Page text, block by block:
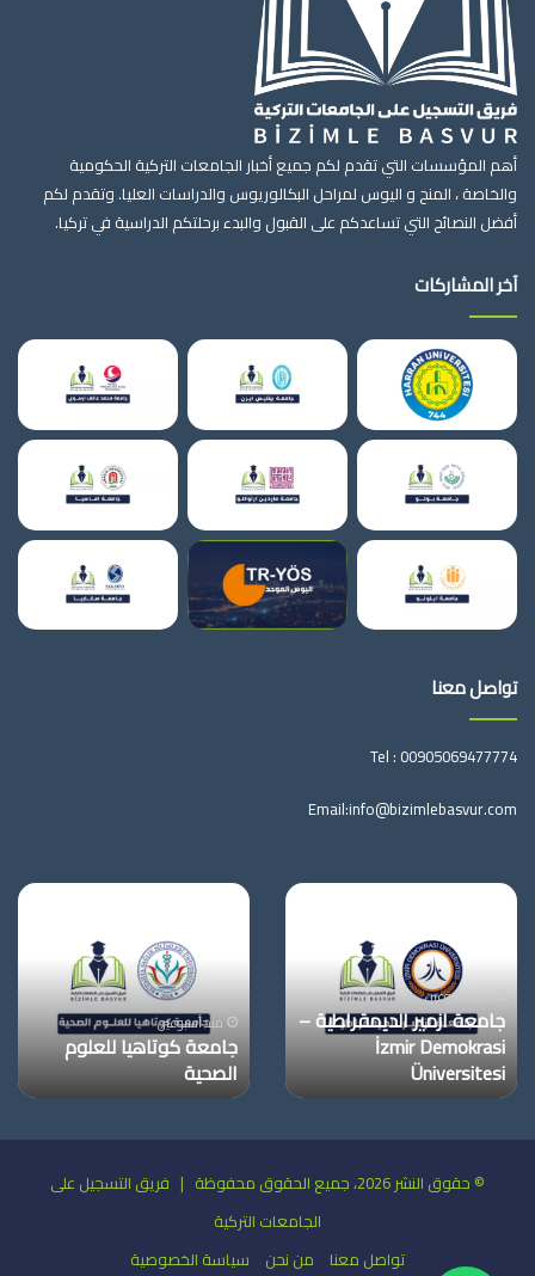
أهم المؤسسات التي تقدم لكم جميع أخبار الجامعات التركية الحكومية
والخاصة ، المنح و اليوس لمراحل البكالوريوس والدراسات العليا. وتقدم لكم
أفضل النصائح التي تساعدكم على القبول والبدء برحلتكم الدراسية في تركيا.
آخر المشاركات
تواصل معنا
Tel : 00905069477774
Email:info@bizimlebasvur.com
جامعة
الديمقراطية
–
İzmir
Demokrasi
Üniversitesi
منذ أسبوعين
جامعة ازمير الديمقراطية –
İzmir Demokrasi
Üniversitesi
جامعة
الصحية
منذ أسبوعين
جامعة كوتاهيا للعلوم
الصحية
© حقوق النشر 2026، جميع الحقوق محفوظة | فريق التسجيل على
الجامعات التركية
تواصل معنا
من نحن سياسة الخصوصية